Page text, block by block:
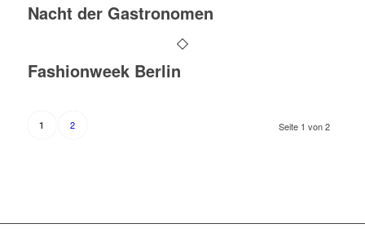
Nacht der Gastronomen
Fashionweek Berlin
Seite 1 von 2
1 2